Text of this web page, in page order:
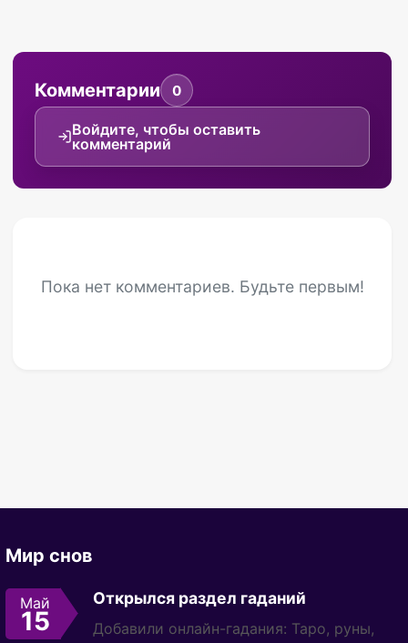
Комментарии 0
Войдите, чтобы оставить
комментарий
Пока нет комментариев. Будьте первым!
Мир снов
Май
15
Открылся раздел гаданий
Добавили онлайн-гадания: Таро, руны,